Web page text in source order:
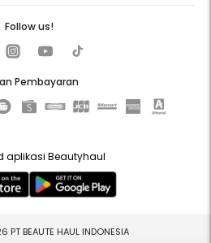
Pembayaran
Follow us!
aplikasi Beautyhaul
BEAUTE HAUL INDONESIA